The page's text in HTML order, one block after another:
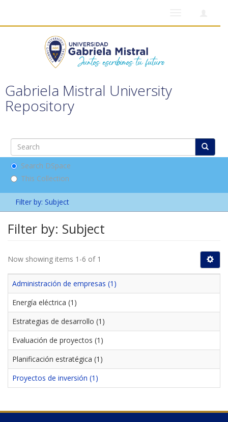
Gabriela Mistral University
Repository
Search DSpace
This Collection
Filter by: Subject
Filter by: Subject
Now showing items 1-6 of 1
Administración de empresas (1)
Energía eléctrica (1)
Estrategias de desarrollo (1)
Evaluación de proyectos (1)
Planificación estratégica (1)
Proyectos de inversión (1)